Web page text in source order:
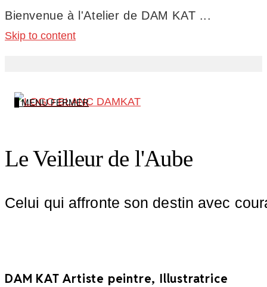
Bienvenue à l'Atelier de DAM KAT ...
Skip to content
MENU FERMER
Le Veilleur de l'Aube
Celui qui affronte son destin avec
DAM KAT Artiste peintre, Illustratrice